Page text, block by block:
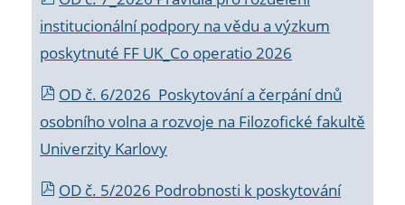
institucionální podpory na vědu a výzkum
poskytnuté FF UK_Co operatio 2026
OD č. 6/2026 Poskytování a čerpání dnů
osobního volna a rozvoje na Filozofické fakultě
Univerzity Karlovy
OD č. 5/2026 Podrobnosti k poskytování